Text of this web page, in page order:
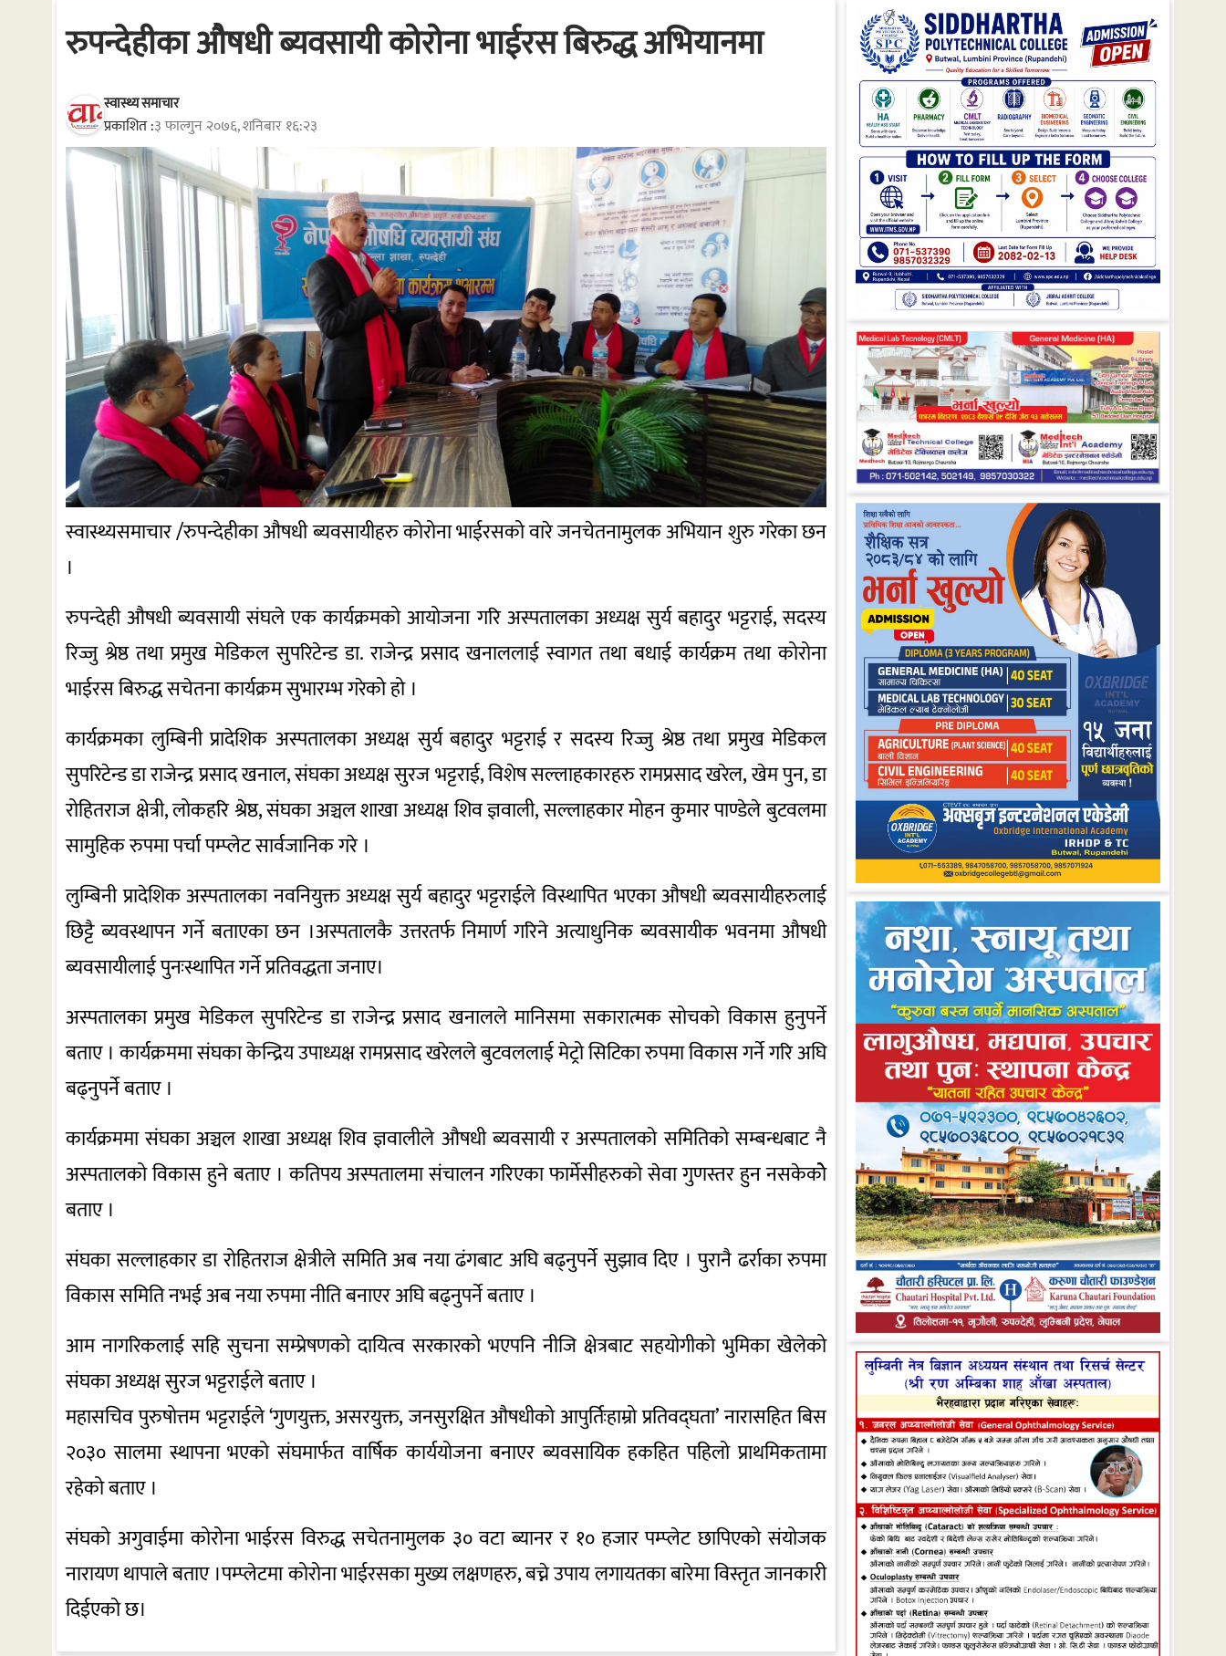
रुपन्देहीका औषधी ब्यवसायी कोरोना भाईरस बिरुद्ध अभियानमा
स्वास्थ्य समाचार
प्रकाशित :३ फाल्गुन २०७६, शनिबार १६:२३
स्वास्थ्यसमाचार /रुपन्देहीका औषधी ब्यवसायीहरु कोरोना भाईरसको वारे जनचेतनामुलक अभियान शुरु गरेका छन
।
रुपन्देही औषधी ब्यवसायी संघले एक कार्यक्रमको आयोजना गरि अस्पतालका अध्यक्ष सुर्य बहादुर भट्टराई, सदस्य
रिज्जु श्रेष्ठ तथा प्रमुख मेडिकल सुपरिटेन्ड डा. राजेन्द्र प्रसाद खनाललाई स्वागत तथा बधाई कार्यक्रम तथा कोरोना
भाईरस बिरुद्ध सचेतना कार्यक्रम सुभारम्भ गरेको हो ।
कार्यक्रमका लुम्बिनी प्रादेशिक अस्पतालका अध्यक्ष सुर्य बहादुर भट्टराई र सदस्य रिज्जु श्रेष्ठ तथा प्रमुख मेडिकल
सुपरिटेन्ड डा राजेन्द्र प्रसाद खनाल, संघका अध्यक्ष सुरज भट्टराई, विशेष सल्लाहकारहरु रामप्रसाद खरेल, खेम पुन, डा
रोहितराज क्षेत्री, लोकहरि श्रेष्ठ, संघका अञ्चल शाखा अध्यक्ष शिव ज्ञवाली, सल्लाहकार मोहन कुमार पाण्डेले बुटवलमा
सामुहिक रुपमा पर्चा पम्प्लेट सार्वजानिक गरे ।
लुम्बिनी प्रादेशिक अस्पतालका नवनियुक्त अध्यक्ष सुर्य बहादुर भट्टराईले विस्थापित भएका औषधी ब्यवसायीहरुलाई
छिट्टै ब्यवस्थापन गर्ने बताएका छन ।अस्पतालकै उत्तरतर्फ निमार्ण गरिने अत्याधुनिक ब्यवसायीक भवनमा औषधी
ब्यवसायीलाई पुनःस्थापित गर्ने प्रतिवद्धता जनाए।
अस्पतालका प्रमुख मेडिकल सुपरिटेन्ड डा राजेन्द्र प्रसाद खनालले मानिसमा सकारात्मक सोचको विकास हुनुपर्ने
बताए । कार्यक्रममा संघका केन्द्रिय उपाध्यक्ष रामप्रसाद खरेलले बुटवललाई मेट्रो सिटिका रुपमा विकास गर्ने गरि अघि
बढ्नुपर्ने बताए ।
कार्यक्रममा संघका अञ्चल शाखा अध्यक्ष शिव ज्ञवालीले औषधी ब्यवसायी र अस्पतालको समितिको सम्बन्धबाट नै
अस्पतालको विकास हुने बताए । कतिपय अस्पतालमा संचालन गरिएका फार्मेसीहरुको सेवा गुणस्तर हुन नसकेकोे
बताए ।
संघका सल्लाहकार डा रोहितराज क्षेत्रीले समिति अब नया ढंगबाट अघि बढ्नुपर्ने सुझाव दिए । पुरानै ढर्राका रुपमा
विकास समिति नभई अब नया रुपमा नीति बनाएर अघि बढ्नुपर्ने बताए ।
आम नागरिकलाई सहि सुचना सम्प्रेषणको दायित्व सरकारको भएपनि नीजि क्षेत्रबाट सहयोगीको भुमिका खेलेको
संघका अध्यक्ष सुरज भट्टराईले बताए ।
महासचिव पुरुषोत्तम भट्टराईले ‘गुणयुक्त, असरयुक्त, जनसुरक्षित औषधीको आपुर्तिःहाम्रो प्रतिवद्घता’ नारासहित बिस
२०३० सालमा स्थापना भएको संघमार्फत वार्षिक कार्ययोजना बनाएर ब्यवसायिक हकहित पहिलो प्राथमिकतामा
रहेको बताए ।
संघको अगुवाईमा कोरोना भाईरस विरुद्ध सचेतनामुलक ३० वटा ब्यानर र १० हजार पम्प्लेट छापिएको संयोजक
नारायण थापाले बताए ।पम्प्लेटमा कोरोना भाईरसका मुख्य लक्षणहरु, बच्ने उपाय लगायतका बारेमा विस्तृत जानकारी
दिईएको छ।